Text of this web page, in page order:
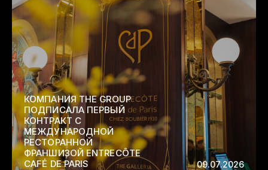
КОМПАНИЯ THE GROUP
ПОДПИСАЛА ПЕРВЫЙ
КОНТРАКТ С
МЕЖДУНАРОДНОЙ
РЕСТОРАННОЙ
ФРАНШИЗОЙ ENTRECÔTE
CAFÉ DE PARIS
09.07.2026